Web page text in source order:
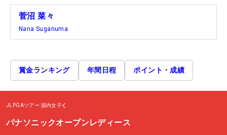
菅沼 菜々
Nana Suganuma
賞金ランキング 年間日程 ポイント・成績
JLPGAツアー 国内女子
パナソニックオープンレディース